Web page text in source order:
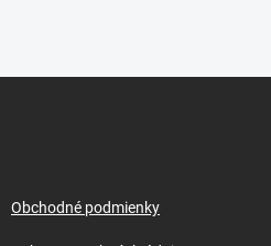
Obchodné podmienky